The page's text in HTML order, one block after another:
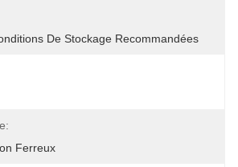
De Stockage Recommandées
Ferreux